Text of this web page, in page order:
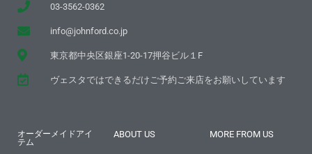
03-3562-0362
info@johnford.co.jp
東京都中央区銀座1-20-17押谷ビル１F
ヴェスタではできるだけご予約ご来店をお願いしています
オーダーメイドアイ
テム
ABOUT US MORE FROM US